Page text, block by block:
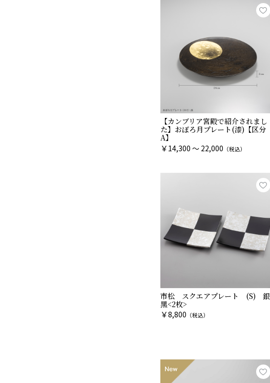
【カンブリア宮殿で紹介されまし
た】おぼろ月プレート(漆)【区分
A】
￥ 14,300 ～ 22,000 （税込）
市松 スクエアプレート (S) 銀
黒<2枚>
￥8,800 （税込）